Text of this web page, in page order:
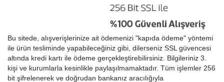
Bu sitede, alışverişlerinize ait ödemenizi "kapıda ödeme" yöntemi
ile ürün tesliminde yapabileceğiniz gibi, dilerseniz SSL güvencesi
altında kredi kartı ile ödeme gerçekleştirebilirsiniz. Bilgileriniz 3.
kişi ve kurumlarla kesinlikle paylaşılmamaktadır. Tüm işlemler 256
bit şifrelenerek ve doğrudan bankanız aracılığıyla